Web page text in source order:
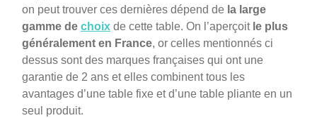
on peut trouver ces dernières dépend de la large
gamme de choix de cette table. On l’aperçoit le plus
généralement en France, or celles mentionnés ci
dessus sont des marques françaises qui ont une
garantie de 2 ans et elles combinent tous les
avantages d’une table fixe et d’une table pliante en un
seul produit.